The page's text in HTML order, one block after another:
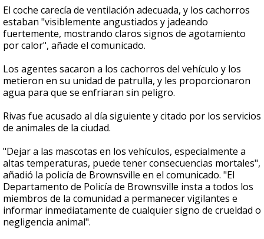
El coche carecía de ventilación adecuada, y los cachorros
estaban "visiblemente angustiados y jadeando
fuertemente, mostrando claros signos de agotamiento
por calor", añade el comunicado.
Los agentes sacaron a los cachorros del vehículo y los
metieron en su unidad de patrulla, y les proporcionaron
agua para que se enfriaran sin peligro.
Rivas fue acusado al día siguiente y citado por los servicios
de animales de la ciudad.
"Dejar a las mascotas en los vehículos, especialmente a
altas temperaturas, puede tener consecuencias mortales",
añadió la policía de Brownsville en el comunicado. "El
Departamento de Policía de Brownsville insta a todos los
miembros de la comunidad a permanecer vigilantes e
informar inmediatamente de cualquier signo de crueldad o
negligencia animal".